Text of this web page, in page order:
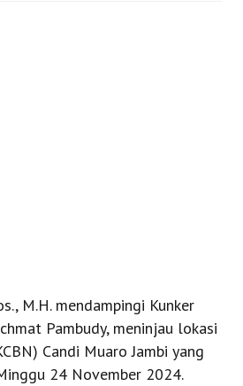
M.H. mendampingi Kunker
Pambudy, meninjau lokasi
Candi Muaro Jambi yang
24 November 2024.